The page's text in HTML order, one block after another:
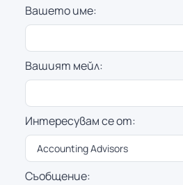
Вашето име:
Вашият мейл:
Интересувам се от:
Съобщение: